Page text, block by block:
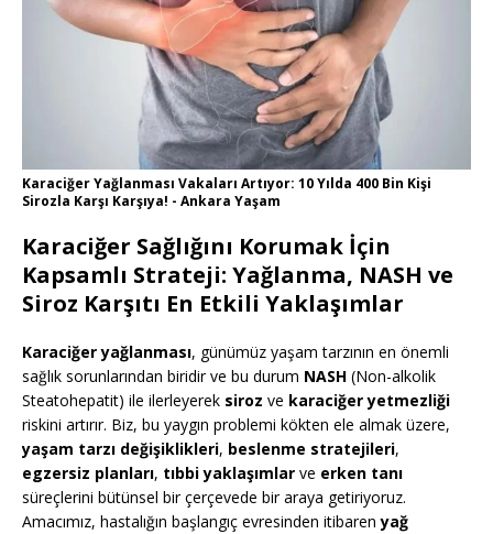
Karaciğer Yağlanması Vakaları Artıyor: 10 Yılda 400 Bin Kişi
Sirozla Karşı Karşıya! - Ankara Yaşam
Karaciğer Sağlığını Korumak İçin
Kapsamlı Strateji: Yağlanma, NASH ve
Siroz Karşıtı En Etkili Yaklaşımlar
Karaciğer yağlanması, günümüz yaşam tarzının en önemli
sağlık sorunlarından biridir ve bu durum NASH (Non-alkolik
Steatohepatit) ile ilerleyerek siroz ve karaciğer yetmezliği
riskini artırır. Biz, bu yaygın problemi kökten ele almak üzere,
yaşam tarzı değişiklikleri, beslenme stratejileri,
egzersiz planları, tıbbi yaklaşımlar ve erken tanı
süreçlerini bütünsel bir çerçevede bir araya getiriyoruz.
Amacımız, hastalığın başlangıç evresinden itibarenyağ